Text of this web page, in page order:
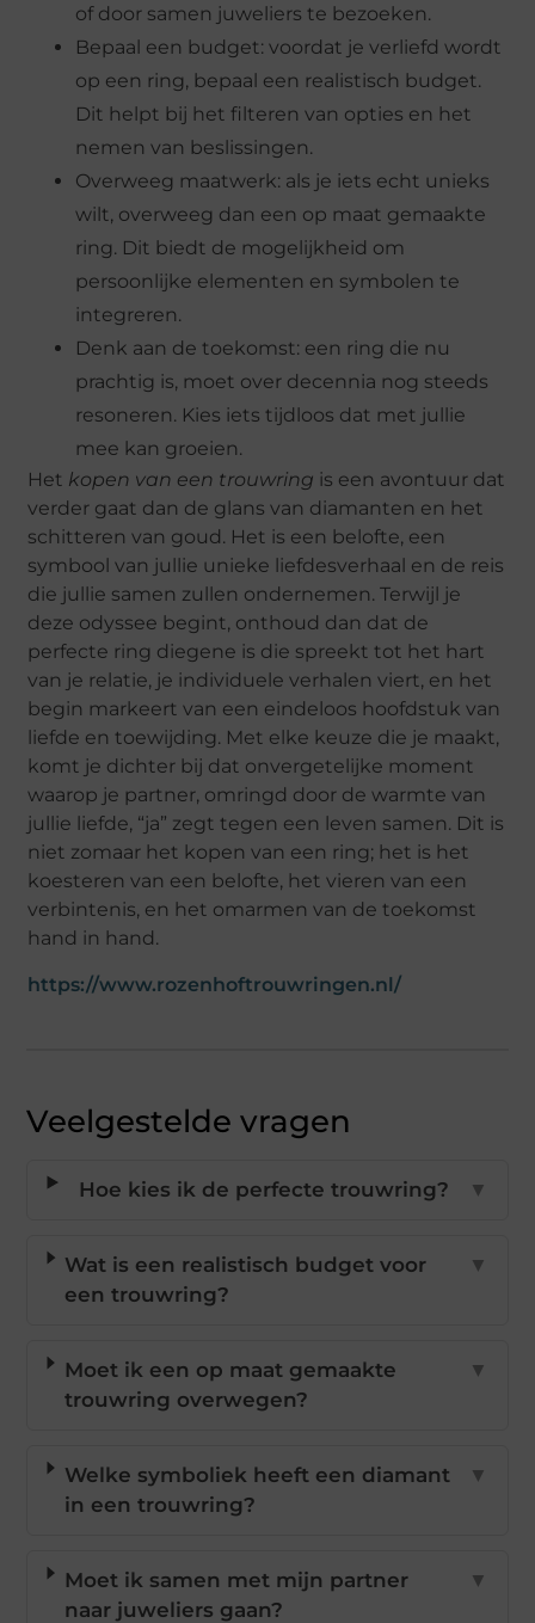
of door samen juweliers te bezoeken.
Bepaal een budget: voordat je verliefd wordt
op een ring, bepaal een realistisch budget.
Dit helpt bij het filteren van opties en het
nemen van beslissingen.
Overweeg maatwerk: als je iets echt unieks
wilt, overweeg dan een op maat gemaakte
ring. Dit biedt de mogelijkheid om
persoonlijke elementen en symbolen te
integreren.
Denk aan de toekomst: een ring die nu
prachtig is, moet over decennia nog steeds
resoneren. Kies iets tijdloos dat met jullie
mee kan groeien.
Het kopen van een trouwring is een avontuur dat
verder gaat dan de glans van diamanten en het
schitteren van goud. Het is een belofte, een
symbool van jullie unieke liefdesverhaal en de reis
die jullie samen zullen ondernemen. Terwijl je
deze odyssee begint, onthoud dan dat de
perfecte ring diegene is die spreekt tot het hart
van je relatie, je individuele verhalen viert, en het
begin markeert van een eindeloos hoofdstuk van
liefde en toewijding. Met elke keuze die je maakt,
komt je dichter bij dat onvergetelijke moment
waarop je partner, omringd door de warmte van
jullie liefde, “ja” zegt tegen een leven samen. Dit is
niet zomaar het kopen van een ring; het is het
koesteren van een belofte, het vieren van een
verbintenis, en het omarmen van de toekomst
hand in hand.
https://www.rozenhoftrouwringen.nl/
Veelgestelde vragen
Hoe kies ik de perfecte trouwring? ▼
Wat is een realistisch budget voor
een trouwring?
▼
Moet ik een op maat gemaakte
trouwring overwegen?
▼
Welke symboliek heeft een diamant
in een trouwring?
▼
Moet ik samen met mijn partner
naar juweliers gaan?
▼